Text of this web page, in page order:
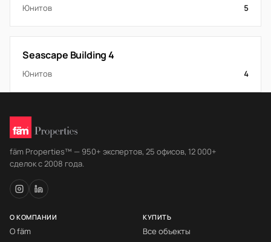
Юнитов 5
Seascape Building 4
Юнитов 4
fäm Properties™ — 950+ экспертов, 25 офисов, 12 000+
сделок с 2008 года.
О КОМПАНИИ
О fäm
КУПИТЬ
Все объекты